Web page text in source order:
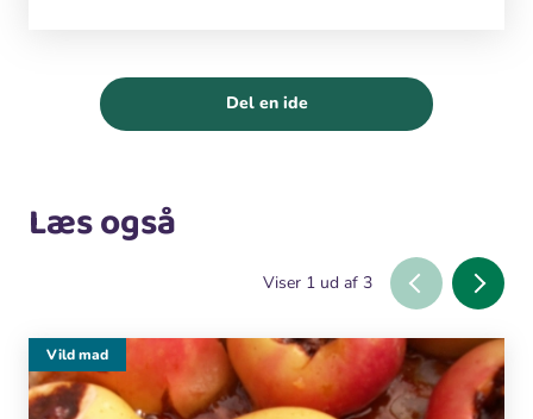
Del en ide
Læs også
Viser 1 ud af 3
Vild mad